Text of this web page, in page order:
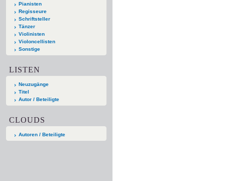
Pianisten
Regisseure
Schriftsteller
Tänzer
Violinisten
Violoncellisten
Sonstige
LISTEN
Neuzugänge
Titel
Autor / Beteiligte
CLOUDS
Autoren / Beteiligte